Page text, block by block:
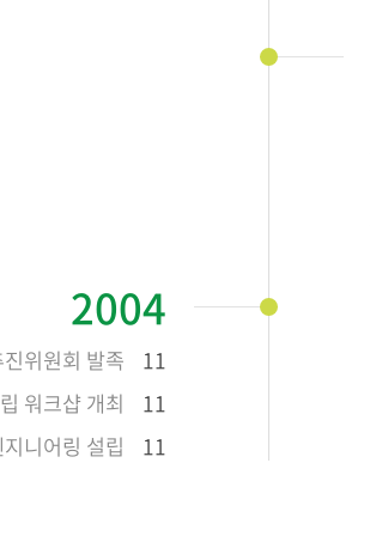
2004
위원회 발족
11
워크샵 개최
11
니어링 설립
11